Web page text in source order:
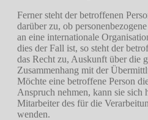
Ferner steht der betroffenen
darüber zu, ob
an eine internationale
dies der Fall ist, so steht der
das Recht zu, Auskunft über die
Zusammenhang mit der
Möchte eine betroffene Person
Anspruch nehmen, kann sie sich
Mitarbeiter des für die
wenden.